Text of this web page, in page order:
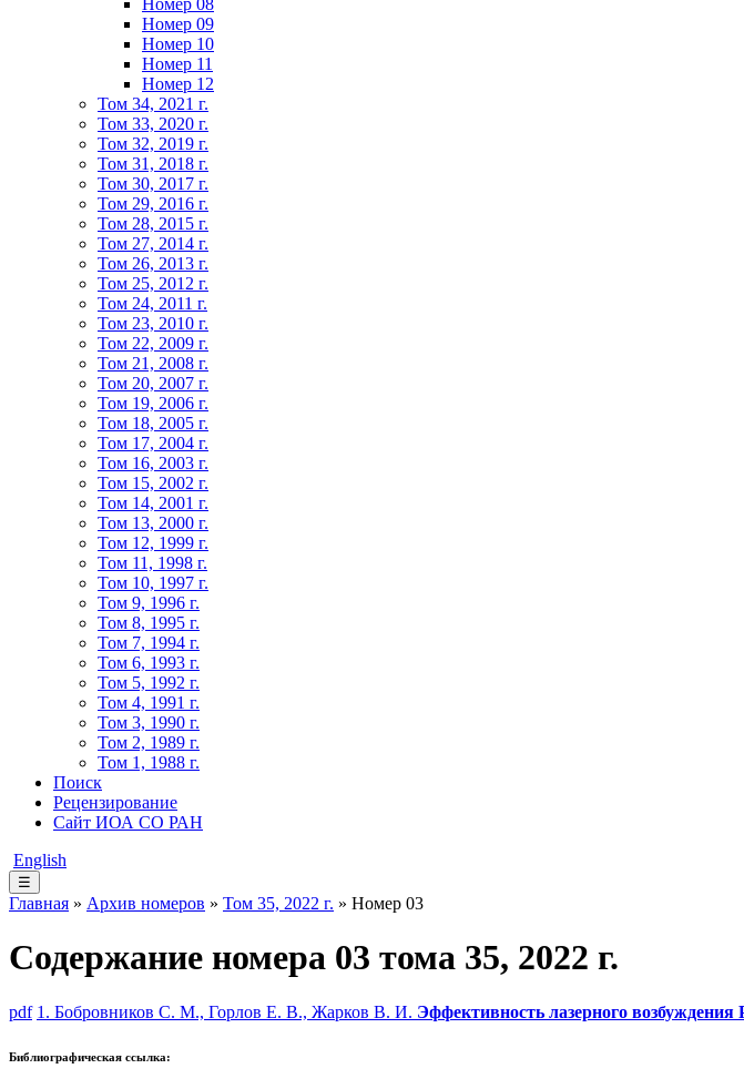
Номер 08
Номер 09
Номер 10
Номер 11
Номер 12
Том 34, 2021 г.
Том 33, 2020 г.
Том 32, 2019 г.
Том 31, 2018 г.
Том 30, 2017 г.
Том 29, 2016 г.
Том 28, 2015 г.
Том 27, 2014 г.
Том 26, 2013 г.
Том 25, 2012 г.
Том 24, 2011 г.
Том 23, 2010 г.
Том 22, 2009 г.
Том 21, 2008 г.
Том 20, 2007 г.
Том 19, 2006 г.
Том 18, 2005 г.
Том 17, 2004 г.
Том 16, 2003 г.
Том 15, 2002 г.
Том 14, 2001 г.
Том 13, 2000 г.
Том 12, 1999 г.
Том 11, 1998 г.
Том 10, 1997 г.
Том 9, 1996 г.
Том 8, 1995 г.
Том 7, 1994 г.
Том 6, 1993 г.
Том 5, 1992 г.
Том 4, 1991 г.
Том 3, 1990 г.
Том 2, 1989 г.
Том 1, 1988 г.
Поиск
Рецензирование
Сайт ИОА СО РАН
English
☰
Главная » Архив номеров » Том 35, 2022 г. » Номер 03
Содержание номера 03 тома 35, 2022 г.
pdf 1. Бобровников С. М., Горлов Е. В., Жарков В. И. Эффективность лазерного
Библиографическая ссылка: